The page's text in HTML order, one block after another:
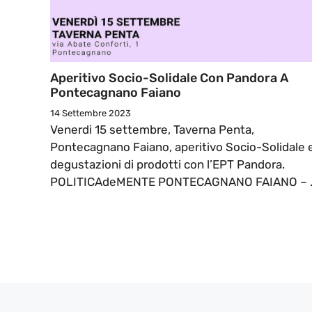
Aperitivo Socio-Solidale Con Pandora A
Pontecagnano Faiano
14 Settembre 2023
Venerdi 15 settembre, Taverna Penta,
Pontecagnano Faiano, aperitivo Socio-Solidale
degustazioni di prodotti con l’EPT Pandora.
POLITICAdeMENTE PONTECAGNANO FAIANO –